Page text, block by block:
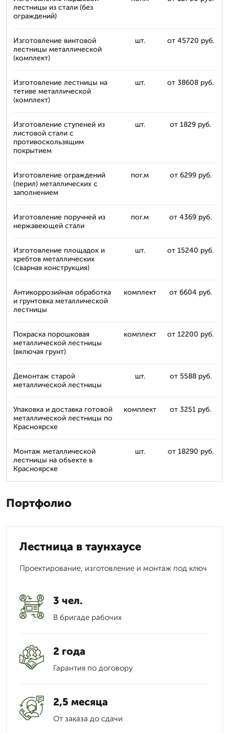
лестницы из стали (без
ограждений)
Изготовление винтовой
лестницы металлической
(комплект)
шт. от 45720 руб.
Изготовление лестницы на
тетиве металлической
(комплект)
шт. от 38608 руб.
Изготовление ступеней из
листовой стали с
противоскользящим
покрытием
шт. от 1829 руб.
Изготовление ограждений
(перил) металлических с
заполнением
пог.м от 6299 руб.
Изготовление поручней из
нержавеющей стали
пог.м от 4369 руб.
Изготовление площадок и
хребтов металлических
(сварная конструкция)
шт. от 15240 руб.
Антикоррозийная обработка
и грунтовка металлической
лестницы
комплект от 6604 руб.
Покраска порошковая
металлической лестницы
(включая грунт)
комплект от 12200 руб.
Демонтаж старой
металлической лестницы
шт. от 5588 руб.
Упаковка и доставка готовой
металлической лестницы по
Красноярске
комплект от 3251 руб.
Монтаж металлической
лестницы на объекте в
Красноярске
шт. от 18290 руб.
Портфолио
Лестница в таунхаусе
Проектирование, изготовление и монтаж под ключ
3 чел.
В бригаде рабочих
2 года
Гарантия по договору
2,5 месяца
От заказа до сдачи